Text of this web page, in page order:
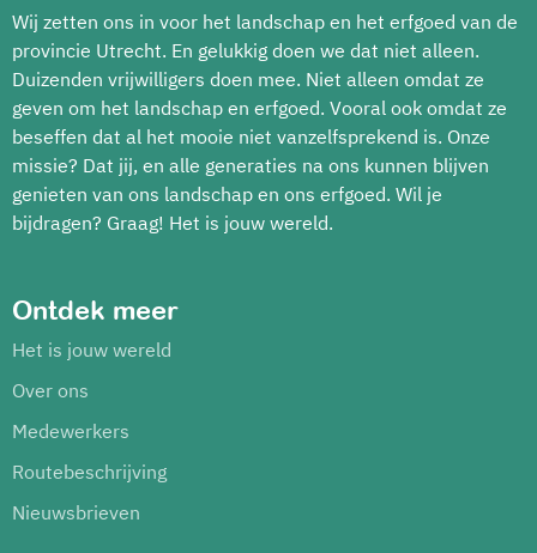
Wij zetten ons in voor het landschap en het erfgoed van de
provincie Utrecht. En gelukkig doen we dat niet alleen.
Duizenden vrijwilligers doen mee. Niet alleen omdat ze
geven om het landschap en erfgoed. Vooral ook omdat ze
beseffen dat al het mooie niet vanzelfsprekend is. Onze
missie? Dat jij, en alle generaties na ons kunnen blijven
genieten van ons landschap en ons erfgoed. Wil je
bijdragen? Graag! Het is jouw wereld.
Ontdek meer
Het is jouw wereld
Over ons
Medewerkers
Routebeschrijving
Nieuwsbrieven